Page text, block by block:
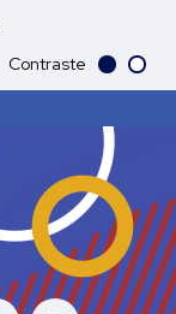
Contraste